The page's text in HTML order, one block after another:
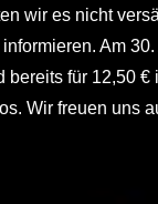
wir es nicht
Am
für 12,50 €
Wir freuen uns